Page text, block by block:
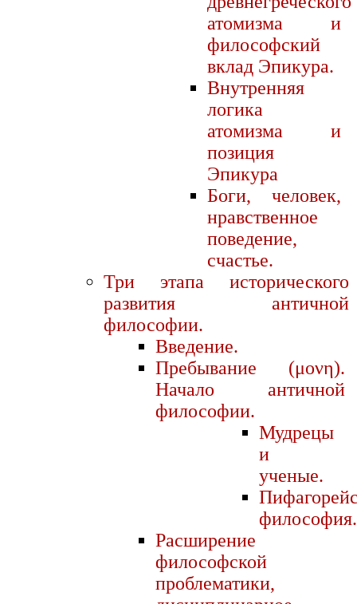
атомизма и
философский
вклад Эпикура.
Внутренняя
логика
атомизма и
позиция
Эпикура
Боги, человек,
нравственное
поведение,
счастье.
Три этапа исторического
развития античной
философии.
Введение.
Пребывание (μονη).
Начало античной
философии.
Мудрецы
и
ученые.
философия.
Расширение
философской
проблематики,